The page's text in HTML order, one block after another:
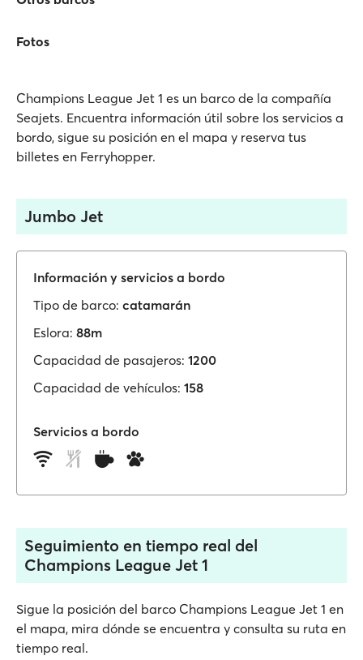
Fotos
Champions League Jet 1 es un barco de la compañía
Seajets. Encuentra información útil sobre los servicios a
bordo, sigue su posición en el mapa y reserva tus
billetes en Ferryhopper.
Jumbo Jet
Información y servicios a bordo
Tipo de barco: catamarán
Eslora: 88m
Capacidad de pasajeros: 1200
Capacidad de vehículos: 158
Servicios a bordo
Seguimiento en tiempo real del
Champions League Jet 1
Sigue la posición del barco Champions League Jet 1 en
el mapa, mira dónde se encuentra y consulta su ruta en
tiempo real.